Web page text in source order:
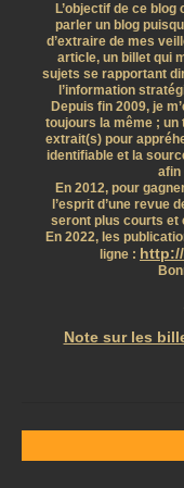
L’objectif de ce
parler un blog
d’extraire de mes
article, un billet qui
sujets se rapportant
l’information
Depuis fin 2009, je
toujours la même ; un
extrait(s) pour
identifiable et la
afin
En 2012, pour
l’esprit d’une revue
seront plus courts et
En 2022, les
ligne :
Note sur les